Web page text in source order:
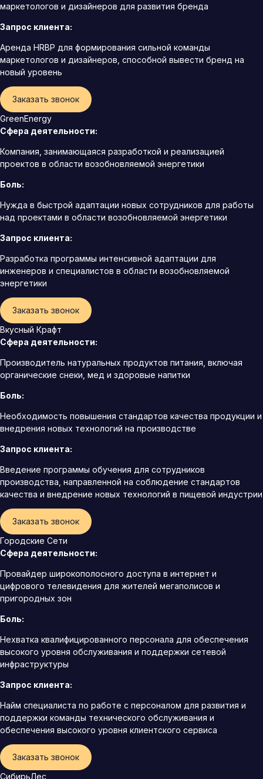
маркетологов и дизайнеров для развития бренда
Запрос клиента:
Аренда HRBP для формирования сильной команды
маркетологов и дизайнеров, способной вывести бренд на
новый уровень
Заказать звонок
GreenEnergy
Сфера деятельности:
Компания, занимающаяся разработкой и реализацией
проектов в области возобновляемой энергетики
Боль:
Нужда в быстрой адаптации новых сотрудников для работы
над проектами в области возобновляемой энергетики
Запрос клиента:
Разработка программы интенсивной адаптации для
инженеров и специалистов в области возобновляемой
энергетики
Заказать звонок
Вкусный Крафт
Сфера деятельности:
Производитель натуральных продуктов питания, включая
органические снеки, мед и здоровые напитки
Боль:
Необходимость повышения стандартов качества продукции и
внедрения новых технологий на производстве
Запрос клиента:
Введение программы обучения для сотрудников
производства, направленной на соблюдение стандартов
качества и внедрение новых технологий в пищевой индустрии
Заказать звонок
Городские Сети
Сфера деятельности:
Провайдер широкополосного доступа в интернет и
цифрового телевидения для жителей мегаполисов и
пригородных зон
Боль:
Нехватка квалифицированного персонала для обеспечения
высокого уровня обслуживания и поддержки сетевой
инфраструктуры
Запрос клиента:
Найм специалиста по работе с персоналом для развития и
поддержки команды технического обслуживания и
обеспечения высокого уровня клиентского сервиса
Заказать звонок
СибирьЛес